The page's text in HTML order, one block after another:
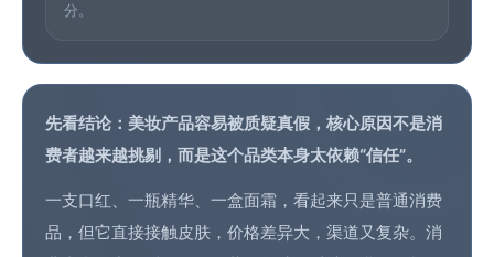
分。
先看结论：美妆产品容易被质疑真假，核心原因不是消
费者越来越挑剔，而是这个品类本身太依赖“信任”。
一支口红、一瓶精华、一盒面霜，看起来只是普通消费
品，但它直接接触皮肤，价格差异大，渠道又复杂。消